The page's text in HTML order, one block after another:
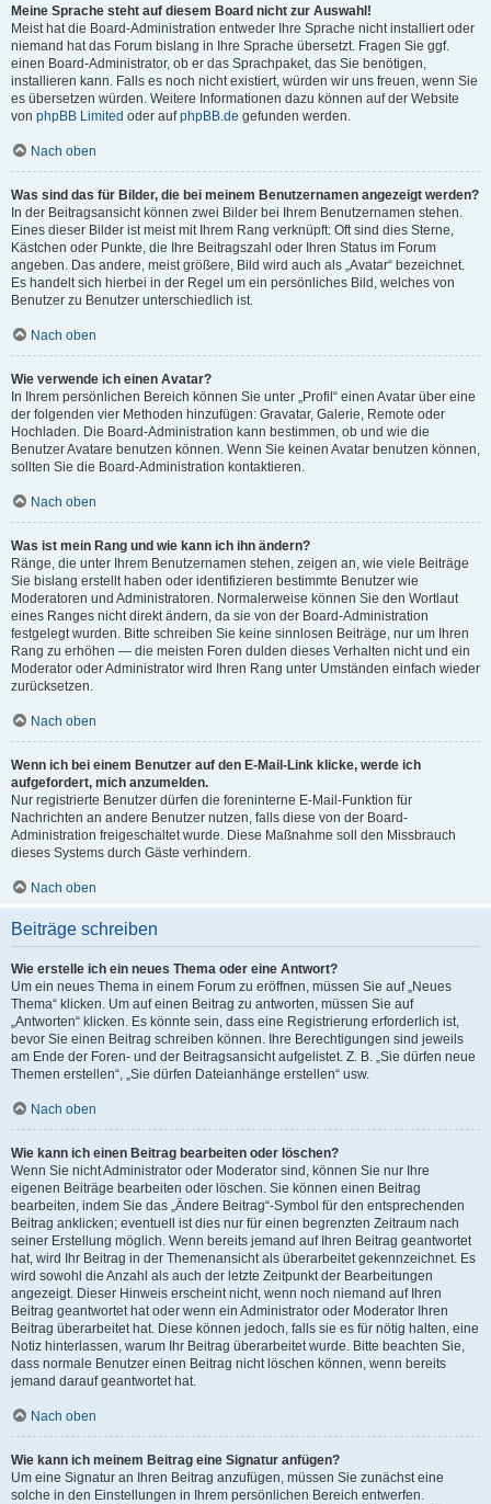
Meine Sprache steht auf diesem Board nicht zur Auswahl!
Meist hat die Board-Administration entweder Ihre Sprache nicht installiert oder
niemand hat das Forum bislang in Ihre Sprache übersetzt. Fragen Sie ggf.
einen Board-Administrator, ob er das Sprachpaket, das Sie benötigen,
installieren kann. Falls es noch nicht existiert, würden wir uns freuen, wenn Sie
es übersetzen würden. Weitere Informationen dazu können auf der Website
von phpBB Limited oder aufphpBB.de gefunden werden.
Nach oben
Was sind das für Bilder, die bei meinem Benutzernamen angezeigt werden?
In der Beitragsansicht können zwei Bilder bei Ihrem Benutzernamen stehen.
Eines dieser Bilder ist meist mit Ihrem Rang verknüpft: Oft sind dies Sterne,
Kästchen oder Punkte, die Ihre Beitragszahl oder Ihren Status im Forum
angeben. Das andere, meist größere, Bild wird auch als „Avatar“ bezeichnet.
Es handelt sich hierbei in der Regel um ein persönliches Bild, welches von
Benutzer zu Benutzer unterschiedlich ist.
Nach oben
Wie verwende ich einen Avatar?
In Ihrem persönlichen Bereich können Sie unter „Profil“ einen Avatar über eine
der folgenden vier Methoden hinzufügen: Gravatar, Galerie, Remote oder
Hochladen. Die Board-Administration kann bestimmen, ob und wie die
Benutzer Avatare benutzen können. Wenn Sie keinen Avatar benutzen können,
sollten Sie die Board-Administration kontaktieren.
Nach oben
Was ist mein Rang und wie kann ich ihn ändern?
Ränge, die unter Ihrem Benutzernamen stehen, zeigen an, wie viele Beiträge
Sie bislang erstellt haben oder identifizieren bestimmte Benutzer wie
Moderatoren und Administratoren. Normalerweise können Sie den Wortlaut
eines Ranges nicht direkt ändern, da sie von der Board-Administration
festgelegt wurden. Bitte schreiben Sie keine sinnlosen Beiträge, nur um Ihren
Rang zu erhöhen — die meisten Foren dulden dieses Verhalten nicht und ein
Moderator oder Administrator wird Ihren Rang unter Umständen einfach wieder
zurücksetzen.
Nach oben
Wenn ich bei einem Benutzer auf den E-Mail-Link klicke, werde ich
aufgefordert, mich anzumelden.
Nur registrierte Benutzer dürfen die foreninterne E-Mail-Funktion für
Nachrichten an andere Benutzer nutzen, falls diese von der Board-
Administration freigeschaltet wurde. Diese Maßnahme soll den Missbrauch
dieses Systems durch Gäste verhindern.
Nach oben
Beiträge schreiben
Wie erstelle ich ein neues Thema oder eine Antwort?
Um ein neues Thema in einem Forum zu eröffnen, müssen Sie auf „Neues
Thema“ klicken. Um auf einen Beitrag zu antworten, müssen Sie auf
„Antworten“ klicken. Es könnte sein, dass eine Registrierung erforderlich ist,
bevor Sie einen Beitrag schreiben können. Ihre Berechtigungen sind jeweils
am Ende der Foren- und der Beitragsansicht aufgelistet. Z. B. „Sie dürfen neue
Themen erstellen“, „Sie dürfen Dateianhänge erstellen“ usw.
Nach oben
Wie kann ich einen Beitrag bearbeiten oder löschen?
Wenn Sie nicht Administrator oder Moderator sind, können Sie nur Ihre
eigenen Beiträge bearbeiten oder löschen. Sie können einen Beitrag
bearbeiten, indem Sie das „Ändere Beitrag“-Symbol für den entsprechenden
Beitrag anklicken; eventuell ist dies nur für einen begrenzten Zeitraum nach
seiner Erstellung möglich. Wenn bereits jemand auf Ihren Beitrag geantwortet
hat, wird Ihr Beitrag in der Themenansicht als überarbeitet gekennzeichnet. Es
wird sowohl die Anzahl als auch der letzte Zeitpunkt der Bearbeitungen
angezeigt. Dieser Hinweis erscheint nicht, wenn noch niemand auf Ihren
Beitrag geantwortet hat oder wenn ein Administrator oder Moderator Ihren
Beitrag überarbeitet hat. Diese können jedoch, falls sie es für nötig halten, eine
Notiz hinterlassen, warum Ihr Beitrag überarbeitet wurde. Bitte beachten Sie,
dass normale Benutzer einen Beitrag nicht löschen können, wenn bereits
jemand darauf geantwortet hat.
Nach oben
Wie kann ich meinem Beitrag eine Signatur anfügen?
Um eine Signatur an Ihren Beitrag anzufügen, müssen Sie zunächst eine
solche in den Einstellungen in Ihrem persönlichen Bereich entwerfen.